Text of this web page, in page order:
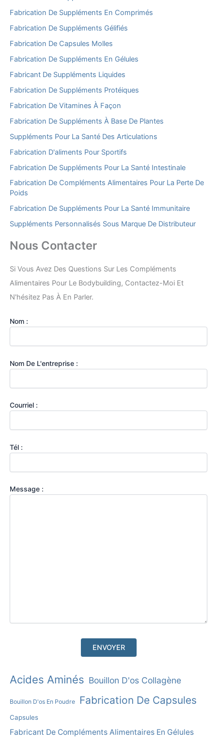
Fabrication De Suppléments En Comprimés
Fabrication De Suppléments Gélifiés
Fabrication De Capsules Molles
Fabrication De Suppléments En Gélules
Fabricant De Suppléments Liquides
Fabrication De Suppléments Protéiques
Fabrication De Vitamines À Façon
Fabrication De Suppléments À Base De Plantes
Suppléments Pour La Santé Des Articulations
Fabrication D'aliments Pour Sportifs
Fabrication De Suppléments Pour La Santé Intestinale
Fabrication De Compléments Alimentaires Pour La Perte De
Poids
Fabrication De Suppléments Pour La Santé Immunitaire
Suppléments Personnalisés Sous Marque De Distributeur
Nous Contacter
Si Vous Avez Des Questions Sur Les Compléments
Alimentaires Pour Le Bodybuilding, Contactez-Moi Et
N'hésitez Pas À En Parler.
Nom :
Nom De L'entreprise :
Courriel :
Tél :
Message :
A
T
E
R
Acides Aminés Bouillon D'os Collagène
Bouillon D'os En Poudre Fabrication De Capsules
Capsules
Fabricant De Compléments Alimentaires En Gélules